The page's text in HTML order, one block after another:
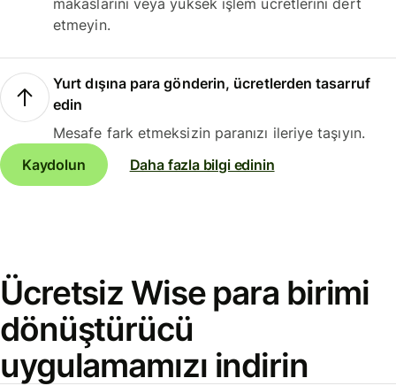
makaslarını veya yüksek işlem ücretlerini dert
etmeyin.
Yurt dışına para gönderin, ücretlerden tasarruf
edin
Mesafe fark etmeksizin paranızı ileriye taşıyın.
Kaydolun
Daha fazla bilgi edinin
Ücretsiz Wise para birimi
dönüştürücü
uygulamamızı indirin